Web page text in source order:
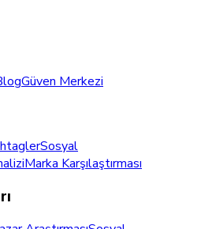
Güven Merkezi
Sosyal
Marka Karşılaştırması